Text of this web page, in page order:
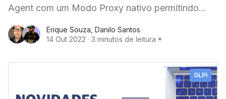
Agent com um Modo Proxy nativo permitindo
Erique Souza Danilo Santos
14 Out 2022 · 3 minutos de leitura
GLPI